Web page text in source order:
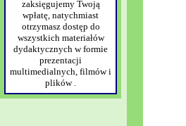
zaksięgujemy Twoją
wpłatę, natychmiast
otrzymasz dostęp do
wszystkich materiałów
dydaktycznych w formie
prezentacji
multimedialnych, filmów i
plików .